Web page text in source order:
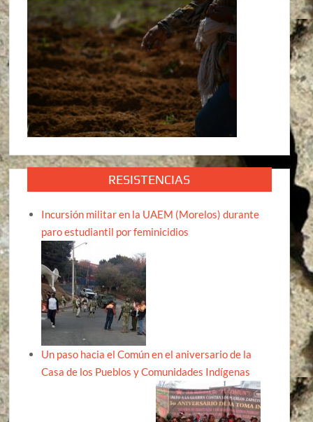
RESISTENCIAS
Incursión militar en la UAEM (Morelos) durante
paro estudiantil por feminicidios
Un paso hacia el Común en el aniversario de la
Casa de los Pueblos y Comunidades Indígenas